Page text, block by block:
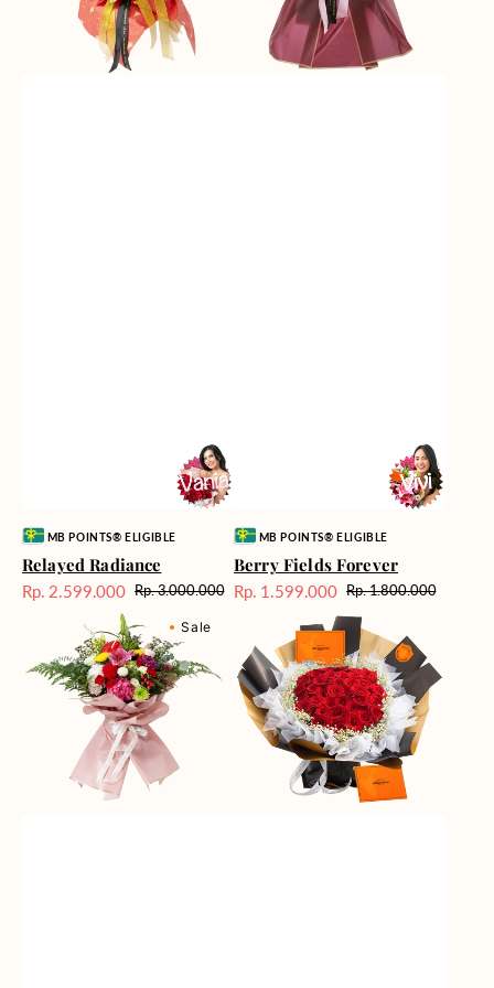
Vendor:MB POINTS® ELIGIBLE
Relayed Radiance
Harga
Rp. 2.599.000 Harga
reguler
Rp. 3.000.000
Vendor:MB POINTS® ELIGIBLE
Berry Fields Forever
Harga
Rp. 1.599.000 Harga
reguler
Rp. 1.800.000
Sale
(Premium
Edition)